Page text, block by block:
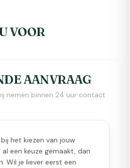
het beste bij jou past!
VOOR
AANVRAAG
nemen binnen 24 uur contact
het kiezen van jouw
een keuze gemaakt, dan
Wil je liever eerst een